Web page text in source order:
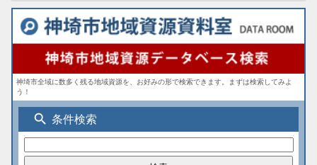
神埼市全域に数多く残る地域資源を、お好みの形で検索できます。まずは検索してみよ
う！
search 条件検索